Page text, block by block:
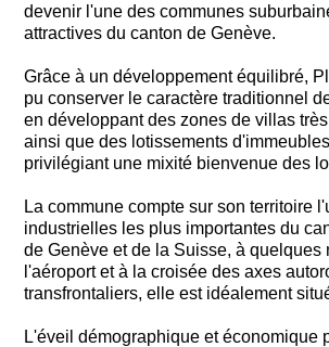
devenir l'une des communes
attractives du canton de Genève.
Grâce à un développement équilibré,
pu conserver le caractère traditionnel
en développant des zones de villas
ainsi que des lotissements
privilégiant une mixité bienvenue des
La commune compte sur son territoire
industrielles les plus importantes du
de Genève et de la Suisse, à quelques
l'aéroport et à la croisée des axes
transfrontaliers, elle est idéalement
L'éveil démographique et économique